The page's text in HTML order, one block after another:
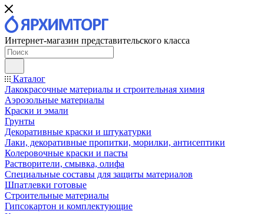
Интернет-магазин представительского класса
Каталог
Лакокрасочные материалы и строительная химия
Аэрозольные материалы
Краски и эмали
Грунты
Декоративные краски и штукатурки
Лаки, декоративные пропитки, морилки, антисептики
Колеровочные краски и пасты
Растворители, смывка, олифа
Специальные составы для защиты материалов
Шпатлевки готовые
Строительные материалы
Гипсокартон и комплектующие